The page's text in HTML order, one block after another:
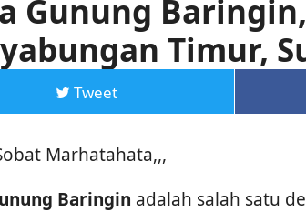
Gunung Baringin,
Timur,
Tweet
Marhatahata,,,
Baringin adalah salah satu